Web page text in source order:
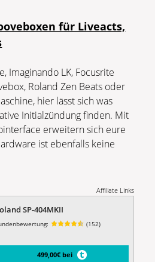
für Liveacts,
Imaginando LK, Focusrite
Roland Zen Beats oder
hier lässt sich was
Initialzündung finden. Mit
erweitern sich eure
ist ebenfalls keine
Affiliate Links
SP-404MKII
(152)
499,00€ bei